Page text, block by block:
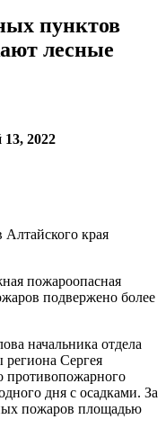
пунктов
лесные
2022
пожароопасная
подвержено более
начальника отдела
Сергея
противопожарного
дня с осадками. За
пожаров площадью